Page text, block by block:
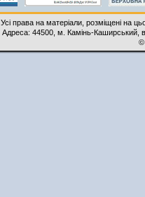
Усі права на матеріали, розміщені на
Адреса: 44500, м. Камінь-Каширський,
©